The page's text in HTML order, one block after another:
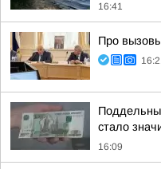
16:41
Про
стало
16:09